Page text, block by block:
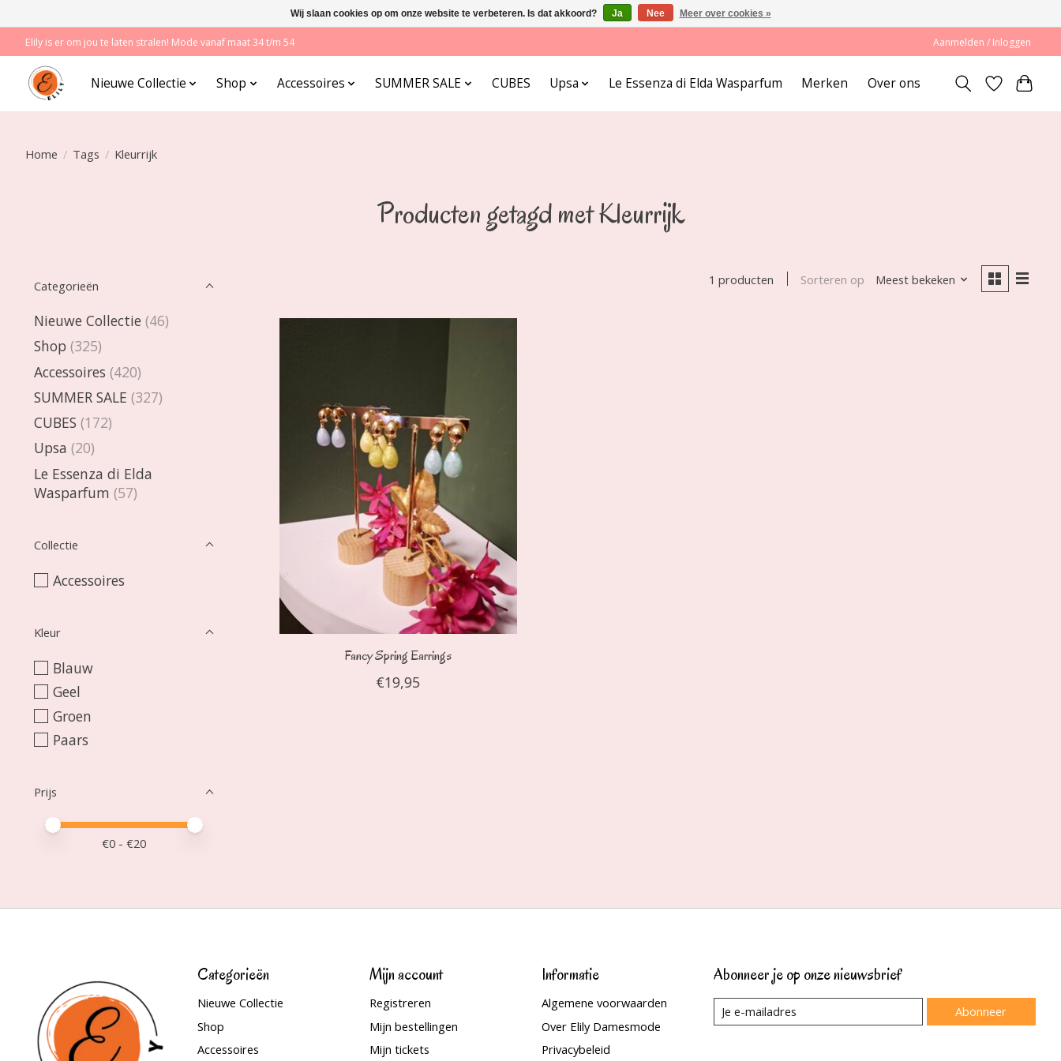
Elily is er om jou te laten stralen! Mode vanaf maat 34 t/m 54 Aanmelden / Inloggen
Nieuwe Collectie Shop Accessoires SUMMER SALE CUBES Upsa Le Essenza di Elda Wasparfum Merken Over ons
Home / Tags / Kleurrijk
Producten getagd met Kleurrijk
Categorieën
Nieuwe Collectie (46)
Shop (325)
Accessoires (420)
SUMMER SALE (327)
CUBES (172)
Upsa (20)
Le Essenza di Elda
Wasparfum (57)
Collectie
Accessoires
Kleur
Blauw
Geel
Groen
Paars
Prijs
Minimale prijswaarde
Price maximum value
€0 - €20
1 producten Sorteren op Meest bekeken
Fancy Spring Earrings
€19,95
Categorieën
Nieuwe Collectie
Shop
Accessoires
Mijn account
Registreren
Mijn bestellingen
Mijn tickets
Informatie
Algemene voorwaarden
Over Elily Damesmode
Privacybeleid
Abonneer je op onze nieuwsbrief
Abonneer
Wij slaan cookies op om onze website te verbeteren. Is dat akkoord? Ja Nee Meer over cookies »